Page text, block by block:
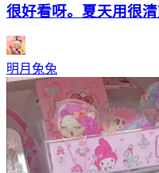
很好看呀。夏天用很
明月兔兔